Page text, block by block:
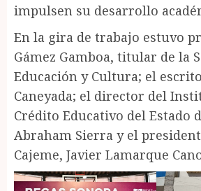
impulsen su desarrollo
En la gira de trabajo estuvo
Gámez Gamboa, titular de la
Educación y Cultura; el
Caneyada; el director del
Crédito Educativo del Estado
Abraham Sierra y el
Cajeme, Javier Lamarque